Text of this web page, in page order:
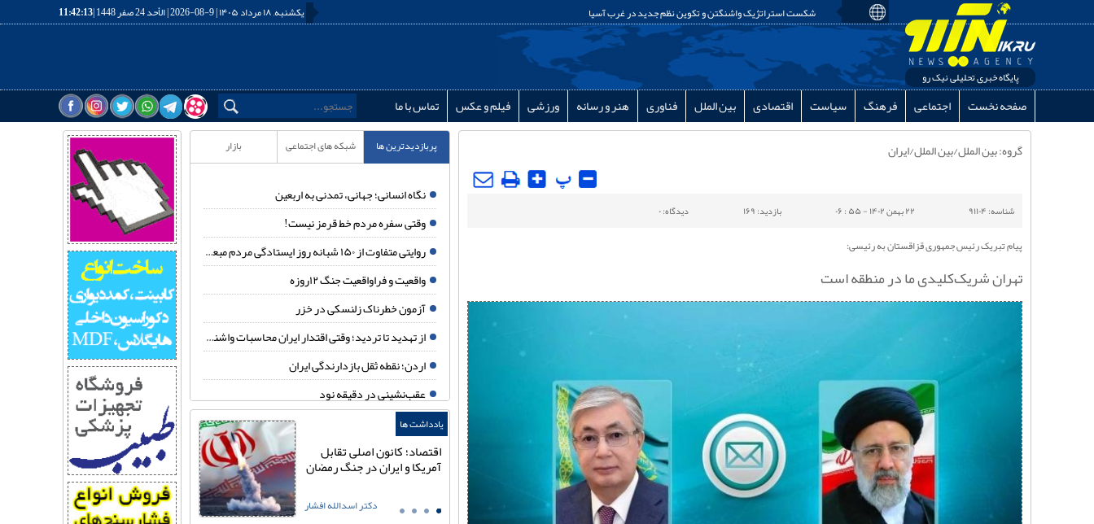
یکشنبه, ۱۸ مرداد ۱۴۰۵ | 9-08-2026 | الأحد 24 صفر 1448 | 11:42:14 شکست استراتژیک واشنگتن و تکوین نظم جدید در غرب آسیا
پایگاه خبری تحلیلی نیک رو
صفحه نخست اجتماعی فرهنگ سیاست اقتصادی بین الملل فناوری هنر و رسانه ورزشی فیلم و عکس تماس با ما
گروه: بین الملل/بین الملل/ایران
تهران
شناسه: ۹۱۱۰۴ ۲۲ بهمن ۱۴۰۲ - ۵۵ : ۰۶ بازدید: ۱۶۹ دیدگاه: ۰
پیام تبریک رئیس جمهوری قزاقستان به رئیسی:
تهران شریک‌کلیدی ما در منطقه است
پربازدیدترین ها شبکه های اجتماعی بازار
نگاه انسانی؛ جهانی، تمدنی به اربعین
وقتی سفره مردم خط قرمز نیست!
روایتی متفاوت از ۱۵۰ شبانه روز ایستادگی مردم مبعوث شده
واقعیت و فراواقعیت جنگ ۱۲روزه
آزمون خطرناک زلنسکی در خزر
از تهدید تا تردید؛ وقتی اقتدار ایران محاسبات واشنگتن را تغییر داد
اردن؛ نقطه ثقل بازدارندگی ایران
عقب‌نشینی در دقیقه نود
خبرگان از چه نگرانند؟
اقتصاد؛ کانون اصلی تقابل آمریکا و ایران در جنگ رمضان
سراب فروپاشی ایران؛ خطای راهبردی آمریکا
ترامپ دوباره به پایین‌ترین رکورد محبوبیت خود رسید
یادداشت ها
سراب فروپاشی ایران؛ خطای
راهبردی آمریکا
دکتر اسدالله افشار
اقتصاد؛ کانون اصلی تقابل
آمریکا و ایران در جنگ رمضان
دکتر اسدالله افشار
شاخص سه‌گانه فلسطین:
سکوت اعراب، مقاومت ایران،
بیداری جهان
علی اصغر شهدی